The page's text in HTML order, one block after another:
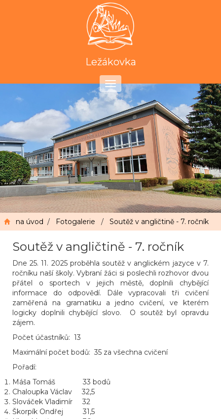
Ležákovka
Toggle
navigation
na úvod / Fotogalerie / Soutěž v angličtině - 7. ročník
Soutěž v angličtině - 7. ročník
Dne 25. 11. 2025 proběhla soutěž v anglickém jazyce v 7.
ročníku naší školy. Vybraní žáci si poslechli rozhovor dvou
přátel o sportech v jejich městě, doplnili chybějící
informace do odpovědí. Dále vypracovali tři cvičení
zaměřená na gramatiku a jedno cvičení, ve kterém
logicky doplnili chybějící slovo. O soutěž byl opravdu
zájem.
Počet účastníků: 13
Maximální počet bodů: 35 za všechna cvičení
Pořadí:
Máša Tomáš 33 bodů
Chaloupka Václav 32,5
Slováček Vladimír 32
Škorpík Ondřej 31,5